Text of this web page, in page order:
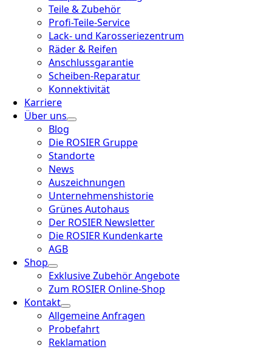
Teile & Zubehör
Profi-Teile-Service
Lack- und Karosseriezentrum
Räder & Reifen
Anschlussgarantie
Scheiben-Reparatur
Konnektivität
Karriere
Über uns
Blog
Die ROSIER Gruppe
Standorte
News
Auszeichnungen
Unternehmenshistorie
Grünes Autohaus
Der ROSIER Newsletter
Die ROSIER Kundenkarte
AGB
Shop
Exklusive Zubehör Angebote
Zum ROSIER Online-Shop
Kontakt
Allgemeine Anfragen
Probefahrt
Reklamation